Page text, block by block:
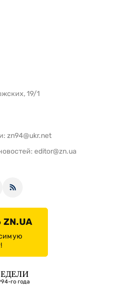
19/1
zn94@ukr.net
editor@zn.ua
го года